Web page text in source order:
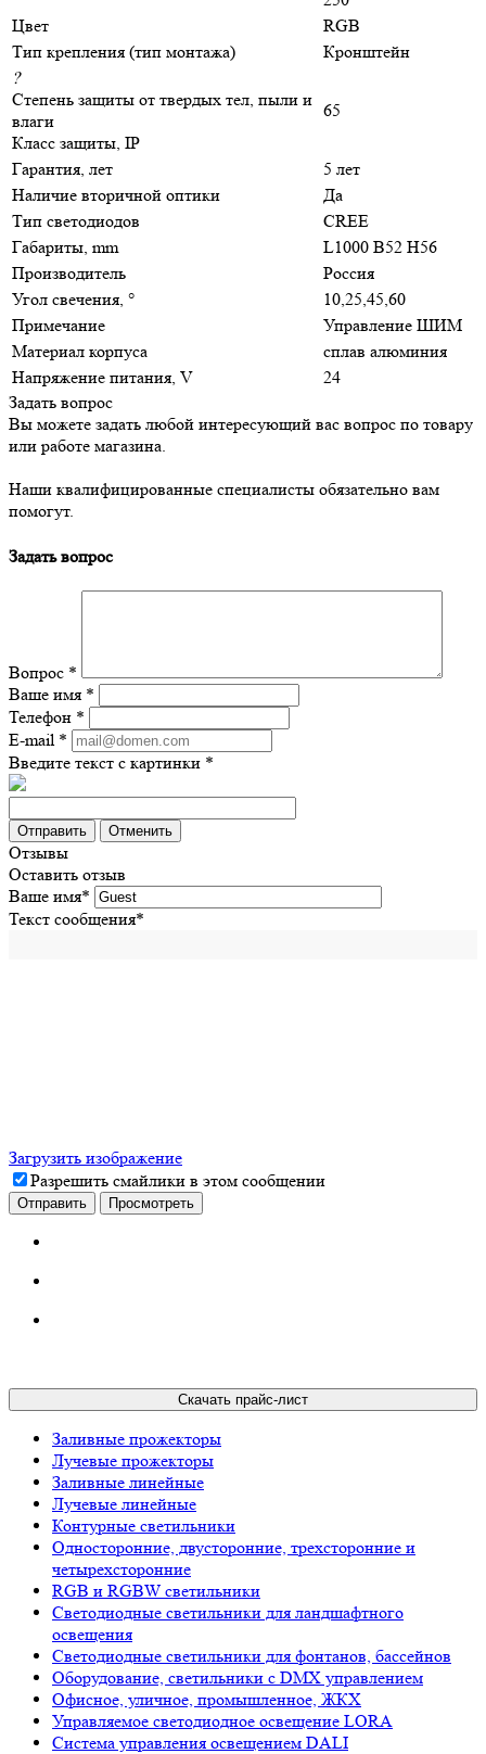
Цвет
RGB
Тип крепления (тип монтажа)
Кронштейн
?
Степень защиты от твердых тел, пыли и
влаги
Класс защиты, IP
65
Гарантия, лет
5 лет
Наличие вторичной оптики
Да
Тип светодиодов
CREE
Габариты, mm
L1000 B52 H56
Производитель
Россия
Угол свечения, °
10,25,45,60
Примечание
Управление ШИМ
Материал корпуса
сплав алюминия
Напряжение питания, V
24
Задать вопрос
Вы можете задать любой интересующий вас вопрос по товару
или работе магазина.
Наши квалифицированные специалисты обязательно вам
помогут.
Задать вопрос
Вопрос *
Ваше имя *
Телефон *
E-mail *
Введите текст с картинки *
Отменить
Отзывы
Оставить отзыв
Ваше имя*
Текст сообщения*
Загрузить изображение
Разрешить смайлики в этом сообщении
Скачать прайс-лист
Заливные прожекторы
Лучевые прожекторы
Заливные линейные
Лучевые линейные
Контурные светильники
Односторонние, двусторонние, трехсторонние и
четырехсторонние
RGB и RGBW светильники
Светодиодные светильники для ландшафтного
освещения
Светодиодные светильники для фонтанов, бассейнов
Оборудование, светильники с DMX управлением
Офисное, уличное, промышленное, ЖКХ
Управляемое светодиодное освещение LORA
Система управления освещением DALI